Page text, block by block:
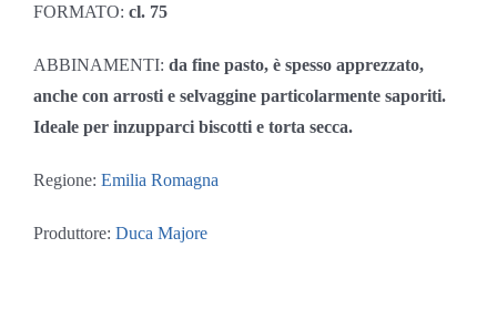
FORMATO: cl. 75
ABBINAMENTI: da fine pasto, è spesso apprezzato,
anche con arrosti e selvaggine particolarmente saporiti.
Ideale per inzupparci biscotti e torta secca.
Regione: Emilia Romagna
Produttore: Duca Majore